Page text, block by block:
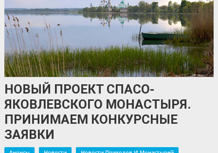
НОВЫЙ ПРОЕКТ СПАСО-
ЯКОВЛЕВСКОГО МОНАСТЫРЯ.
ПРИНИМАЕМ КОНКУРСНЫЕ
ЗАЯВКИ